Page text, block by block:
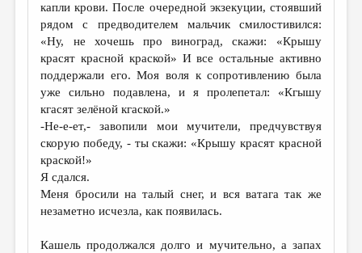
капли крови. После очередной экзекуции, стоявший
рядом с предводителем мальчик смилостивился:
«Ну, не хочешь про виноград, скажи: «Крышу
красят красной краской» И все остальные активно
поддержали его. Моя воля к сопротивлению была
уже сильно подавлена, и я пролепетал: «Кгышу
кгасят зелёной кгаской.»
-Не-е-ет,- завопили мои мучители, предчувствуя
скорую победу, - ты скажи: «Крышу красят красной
краской!»
Я сдался.
Меня бросили на талый снег, и вся ватага так же
незаметно исчезла, как появилась.
Кашель продолжался долго и мучительно, а запах